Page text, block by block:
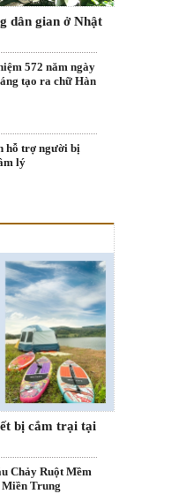
dân gian ở Nhật
572 năm ngày
tạo ra chữ Hàn
hỗ trợ người bị
lý
bị cắm trại tại
Chảy Ruột Mềm
Trung